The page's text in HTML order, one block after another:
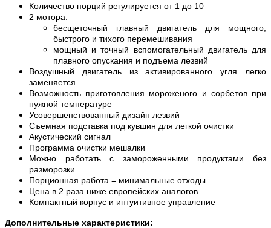
Количество порций регулируется от 1 до 10
2 мотора:
бесщеточный главный двигатель для мощного,
быстрого и тихого перемешивания
мощный и точный вспомогательный двигатель для
плавного опускания и подъема лезвий
Воздушный двигатель из активированного угля легко
заменяется
Возможность приготовления мороженого и сорбетов при
нужной температуре
Усовершенствованный дизайн лезвий
Съемная подставка под кувшин для легкой очистки
Акустический сигнал
Программа очистки мешалки
Можно работать с замороженными продуктами без
разморозки
Порционная работа = минимальные отходы
Цена в 2 раза ниже европейских аналогов
Компактный корпус и интуитивное управление
Дополнительные характеристики: